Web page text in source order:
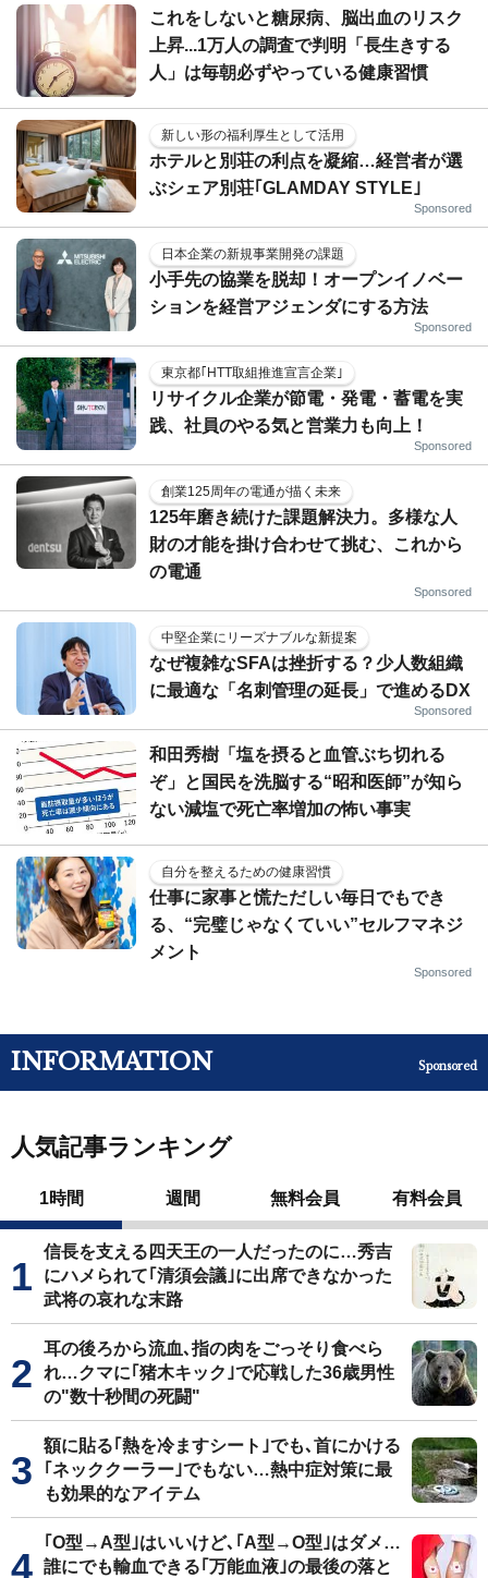
これをしないと糖尿病、脳出血のリスク
上昇...1万人の調査で判明「長生きする
人」は毎朝必ずやっている健康習慣
新しい形の福利厚生として活用
ホテルと別荘の利点を凝縮…経営者が選
ぶシェア別荘｢GLAMDAY STYLE｣
Sponsored
日本企業の新規事業開発の課題
小手先の協業を脱却！オープンイノベー
ションを経営アジェンダにする方法
Sponsored
東京都｢HTT取組推進宣言企業｣
リサイクル企業が節電・発電・蓄電を実
践、社員のやる気と営業力も向上！
Sponsored
創業125周年の電通が描く未来
125年磨き続けた課題解決力。多様な人
財の才能を掛け合わせて挑む、これから
の電通
Sponsored
中堅企業にリーズナブルな新提案
なぜ複雑なSFAは挫折する？少人数組織
に最適な「名刺管理の延長」で進めるDX
Sponsored
和田秀樹「塩を摂ると血管ぶち切れる
ぞ」と国民を洗脳する“昭和医師”が知ら
ない減塩で死亡率増加の怖い事実
自分を整えるための健康習慣
仕事に家事と慌ただしい毎日でもでき
る、“完璧じゃなくていい”セルフマネジ
メント
Sponsored
INFORMATION Sponsored
人気記事ランキング
1時間 週間 無料会員 有料会員
信長を支える四天王の一人だったのに…秀吉
にハメられて｢清須会議｣に出席できなかった
武将の哀れな末路
耳の後ろから流血､指の肉をごっそり食べら
れ…クマに｢猪木キック｣で応戦した36歳男性
の"数十秒間の死闘"
額に貼る｢熱を冷ますシート｣でも､首にかける
｢ネッククーラー｣でもない…熱中症対策に最
も効果的なアイテム
｢O型→A型｣はいいけど､｢A型→O型｣はダメ…
誰にでも輸血できる｢万能血液｣の最後の落と